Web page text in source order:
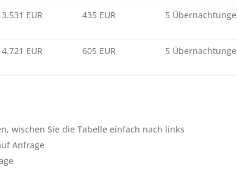
3.531 EUR 435 EUR 5
4.721 EUR 605 EUR 5
wischen Sie die Tabelle einfach nach links
Anfrage